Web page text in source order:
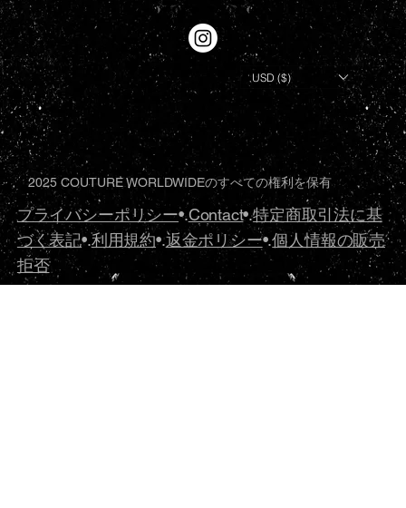
プライバシーポリシー•.Contact•.特定商取引法に基
づく表記•.利用規約•.返金ポリシー•.個人情報の販売
拒否
2025 COUTURE WORLDWIDEのすべての権利を保有
USD ($)